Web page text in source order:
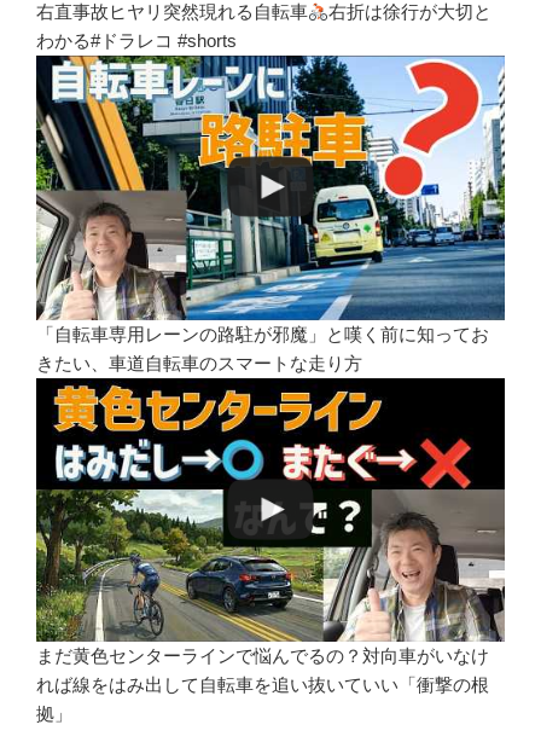
右直事故ヒヤリ突然現れる自転車
右折は徐行が大切と
わかる#ドラレコ #shorts
「自転車専用レーンの路駐が邪魔」と嘆く前に知ってお
きたい、車道自転車のスマートな走り方
まだ黄色センターラインで悩んでるの？対向車がいなけ
れば線をはみ出して自転車を追い抜いていい「衝撃の根
拠」